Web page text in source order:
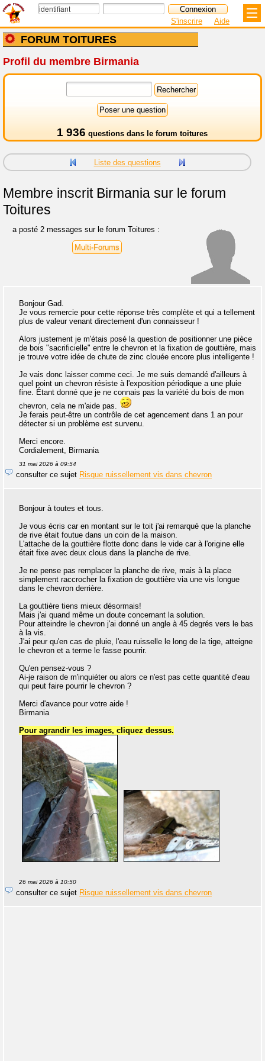
FORUM TOITURES
S'inscrire Aide
Profil du membre Birmania
1 936 questions dans le forum toitures
Liste des questions
Membre inscritBirmania sur le forum
Toitures
a posté 2 messages sur le forum Toitures :
Multi-Forums
Bonjour Gad.
Je vous remercie pour cette réponse très complète et qui a tellement
plus de valeur venant directement d'un connaisseur !
Alors justement je m'étais posé la question de positionner une pièce
de bois "sacrificielle" entre le chevron et la fixation de gouttière, mais
je trouve votre idée de chute de zinc clouée encore plus intelligente !
Je vais donc laisser comme ceci. Je me suis demandé d'ailleurs à
quel point un chevron résiste à l'exposition périodique a une pluie
fine. Étant donné que je ne connais pas la variété du bois de mon
chevron, cela ne m'aide pas.
Je ferais peut-être un contrôle de cet agencement dans 1 an pour
détecter si un problème est survenu.
Merci encore.
Cordialement, Birmania
31 mai 2026 à 09:54
consulter ce sujet Risque ruissellement vis dans chevron
Bonjour à toutes et tous.
Je vous écris car en montant sur le toit j'ai remarqué que la planche
de rive était foutue dans un coin de la maison.
L'attache de la gouttière flotte donc dans le vide car à l'origine elle
était fixe avec deux clous dans la planche de rive.
Je ne pense pas remplacer la planche de rive, mais à la place
simplement raccrocher la fixation de gouttière via une vis longue
dans le chevron derrière.
La gouttière tiens mieux désormais!
Mais j'ai quand même un doute concernant la solution.
Pour atteindre le chevron j'ai donné un angle à 45 degrés vers le bas
à la vis.
J'ai peur qu'en cas de pluie, l'eau ruisselle le long de la tige, atteigne
le chevron et a terme le fasse pourrir.
Qu'en pensez-vous ?
Ai-je raison de m'inquiéter ou alors ce n'est pas cette quantité d'eau
qui peut faire pourrir le chevron ?
Merci d'avance pour votre aide !
Birmania
Pour agrandir les images, cliquez dessus.
26 mai 2026 à 10:50
consulter ce sujet Risque ruissellement vis dans chevron